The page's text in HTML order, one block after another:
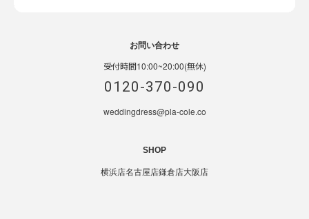
お問い合わせ
受付時間10:00~20:00(無休)
0120-370-090
weddingdress@pla-cole.co
SHOP
横浜店名古屋店鎌倉店大阪店